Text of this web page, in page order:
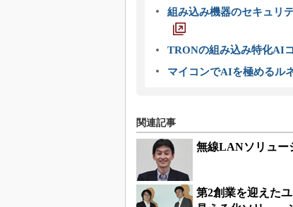
組み込み機器のセキュリ
TRONの組み込み特化AI
マイコンでAIを極めるル
関連記事
無線LANソリュー
第2創業を迎えた